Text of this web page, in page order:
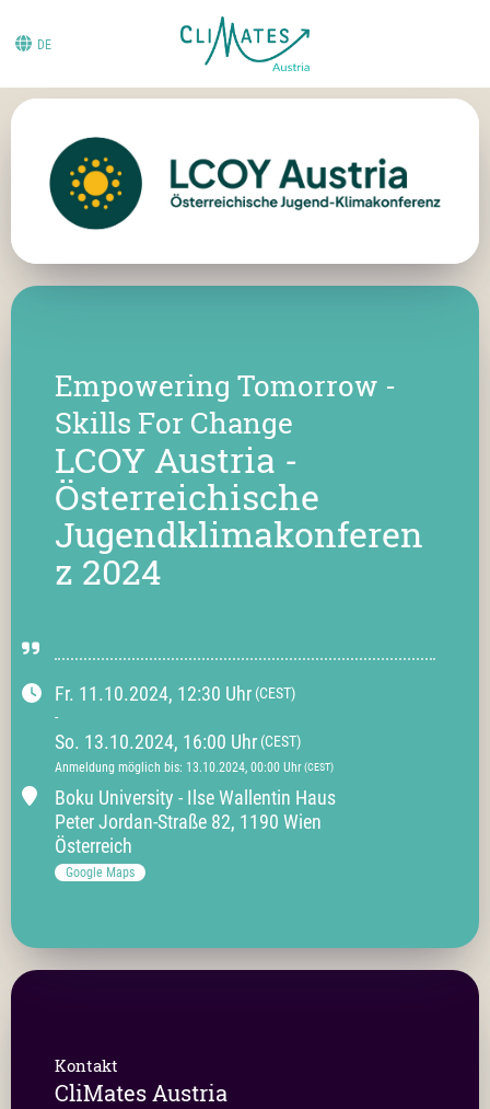
DE
LCOY Austria -
Österreichische
Jugendklimakonferen
z 2024
Empowering Tomorrow -
Skills For Change
Fr. 11.10.2024, 12:30 Uhr (CEST)
-
So. 13.10.2024, 16:00 Uhr (CEST)
Anmeldung möglich bis: 13.10.2024, 00:00 Uhr(CEST)
Boku University - Ilse Wallentin Haus
Peter Jordan-Straße 82, 1190 Wien
Österreich
Google Maps
Kontakt
CliMates Austria